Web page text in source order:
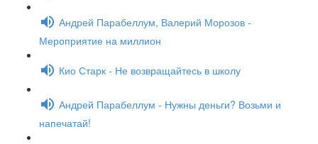
Андрей Парабеллум, Валерий Морозов -
Мероприятие на миллион
Кио Старк - Не возвращайтесь в школу
Андрей Парабеллум - Нужны деньги? Возьми и
напечатай!